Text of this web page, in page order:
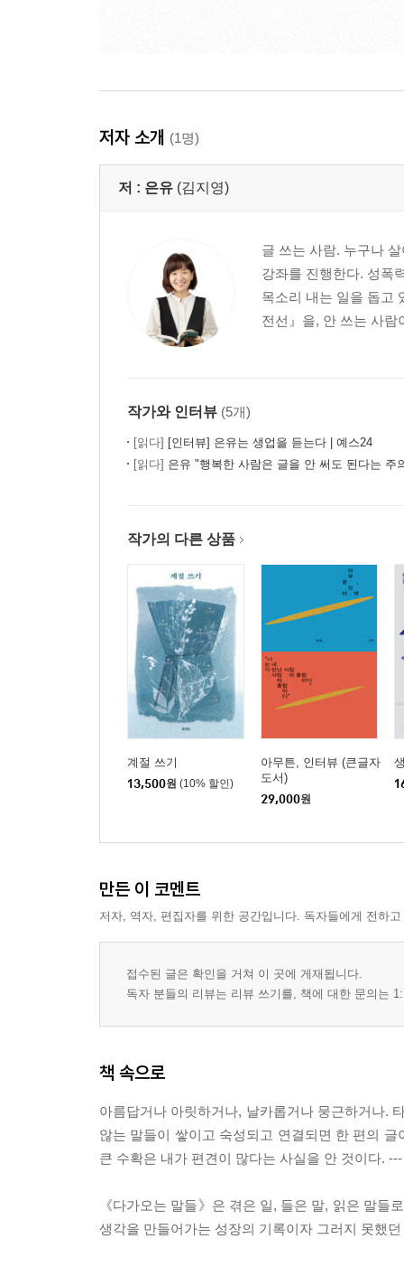
저자 소개 (1명)
저 : 은유 (김지영)
글 쓰는 사람. 누구나
강좌를 진행한다. 성폭
목소리 내는 일을 돕고
전선』을, 안 쓰는 사람
작가와 인터뷰 (5개)
[읽다] [인터뷰] 은유는 생업을 듣는다 | 예스24
[읽다] 은유 "행복한 사람은 글을 안 써도 된다는 주
작가의 다른 상품
계절 쓰기
13,500원 (10% 할인)
아무튼, 인터뷰 (큰글자
도서)
29,000원
만든 이 코멘트
저자, 역자, 편집자를 위한 공간입니다. 독자들에게 전하
접수된 글은 확인을 거쳐 이 곳에 게재됩니다.
독자 분들의 리뷰는 리뷰 쓰기를, 책에 대한 문의는
책 속으로
아름답거나 아릿하거나, 날카롭거나 뭉근하거나.
않는 말들이 쌓이고 숙성되고 연결되면 한 편의
큰 수확은 내가 편견이 많다는 사실을 안 것이다.
《다가오는 말들》은 겪은 일, 들은 말, 읽은 말
생각을 만들어가는 성장의 기록이자 그러지 못했